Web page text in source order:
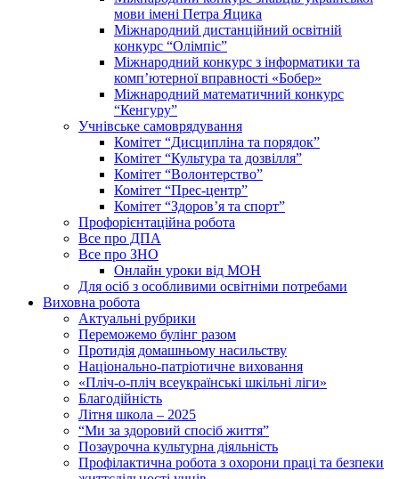
мови імені Петра Яцика
Міжнародний дистанційний освітній
конкурс “Олімпіс”
Міжнародний конкурс з інформатики та
комп’ютерної вправності «Бобер»
Міжнародний математичний конкурс
“Кенгуру”
Учнівське самоврядування
Комітет “Дисципліна та порядок”
Комітет “Культура та дозвілля”
Комітет “Волонтерство”
Комітет “Прес-центр”
Комітет “Здоров’я та спорт”
Профорієнтаційна робота
Все про ДПА
Все про ЗНО
Онлайн уроки від МОН
Для осіб з особливими освітніми потребами
Виховна робота
Актуальні рубрики
Переможемо булінг разом
Протидія домашньому насильству
Національно-патріотичне виховання
«Пліч-о-пліч всеукраїнські шкільні ліги»
Благодійність
Літня школа – 2025
“Ми за здоровий спосіб життя”
Позаурочна культурна діяльність
Профілактична робота з охорони праці та безпеки